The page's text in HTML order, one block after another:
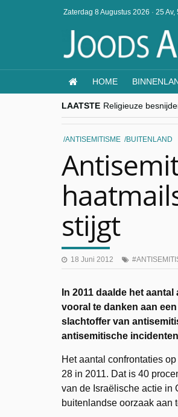
Zaterdag 8 Augustus 2026 · 25 Av,
HOME
LAATSTE Religieuze
“Besnijdenisdebat
CITYTRIP |
“Vandaag zit elke
ANTISEMITISME BUITENLAND
stijgt
18 Juni 2012
In 2011 daalde het
vooral te danken aan
slachtoffer van
antisemitische
Het aantal confrontaties
28 in 2011. Dat is 40
van de Israëlische actie in
buitenlandse oorzaak aan